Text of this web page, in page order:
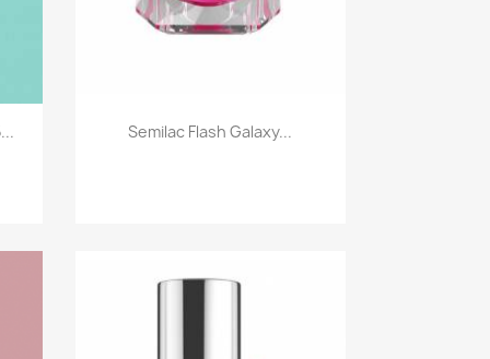
Szybki podgląd
Semilac Flash Galaxy...